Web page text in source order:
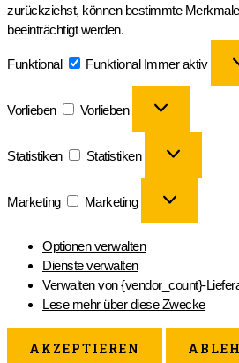
zurückziehst, können bestimmte
beeinträchtigt werden.
Funktional Funktional Immer aktiv
Vorlieben Vorlieben
Statistiken Statistiken
Marketing Marketing
Optionen verwalten
Dienste verwalten
Verwalten von {vendor_count}-
Lese mehr über diese Zwecke
AKZEPTIEREN